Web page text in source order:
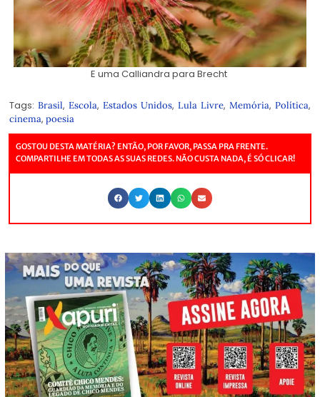
E uma Calliandra para Brecht
Tags: Brasil, Escola, Estados Unidos, Lula Livre, Memória, Política,
cinema, poesia
GOSTOU DESTA MATÉRIA? ENTÃO, POR FAVOR, PASSA PRA FRENTE.
COMPARTILHE EM TODAS AS SUAS REDES. NÃO CUSTA NADA, É SÓ CLICAR!